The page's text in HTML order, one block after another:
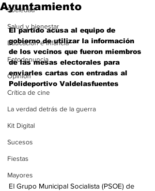
Sociedad
Salud y bienestar
Educación e infancia
Fotodenuncia
Opinión
Crítica de cine
La verdad detrás de la guerra
Kit Digital
Sucesos
Fiestas
Mayores
Ayuntamiento
El partido acusa al equipo de
gobierno de utilizar la información
de los vecinos que fueron miembros
de las mesas electorales para
enviarles cartas con entradas al
Polideportivo Valdelasfuentes
El Grupo Municipal Socialista (PSOE) de